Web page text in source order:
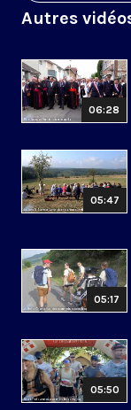
Autres
06:28
05:47
05:17
05:50